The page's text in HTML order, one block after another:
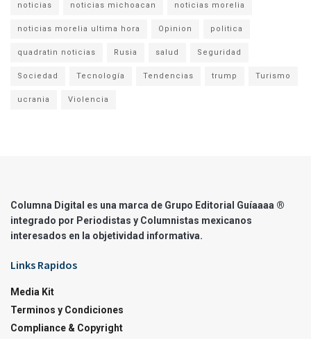
noticias noticias michoacan noticias morelia
noticias morelia ultima hora Opinion politica
quadratin noticias Rusia salud Seguridad
Sociedad Tecnología Tendencias trump Turismo
ucrania Violencia
Columna Digital es una marca de Grupo Editorial Guíaaaa ®
integrado por Periodistas y Columnistas mexicanos
interesados en la objetividad informativa.
Links Rapidos
Media Kit
Terminos y Condiciones
Compliance & Copyright